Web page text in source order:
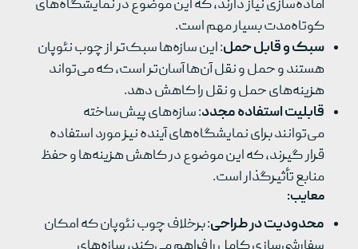
آماده‌سازی نیاز دارند، که این موضوع در نمایشگاه‌های
کوتاه‌مدت بسیار مهم است.
سبک و قابل حمل: این سازه‌ها سبک‌تر از چوب نئوپان
هستند و حمل و نقل آن‌ها آسان‌تر است، که می‌تواند
هزینه‌های حمل و نقل را کاهش دهد.
قابلیت استفاده مجدد: سازه‌های پیش‌ساخته
می‌توانند برای نمایشگاه‌های آینده نیز مورد استفاده
قرار گیرند، که این موضوع در کاهش هزینه‌ها و حفظ
منابع تأثیرگذار است.
معایب:
محدودیت در طراحی: برخلاف چوب نئوپان که امکان